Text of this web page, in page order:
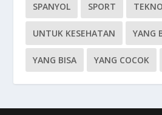
SPANYOL SPORT
UNTUK KESEHATAN YANG
YANG BISA YANG COCOK